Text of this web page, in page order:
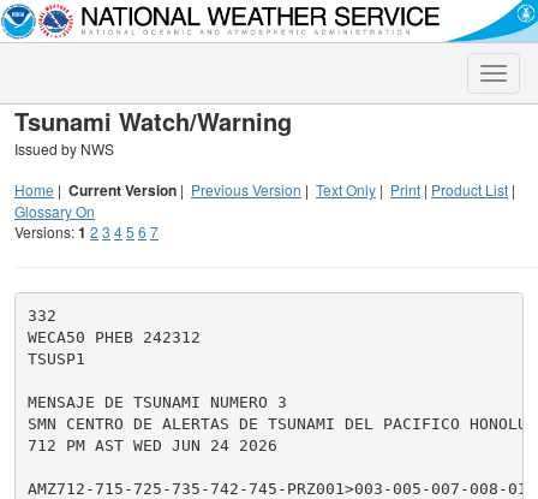
Toggle
Tsunami Watch/Warning
Issued by NWS
Home | Current Version | Previous Version | Text Only | Print | Product List |
Glossary On
Versions:1 2 3 45 6 7
332
WECA50 PHEB 242312
TSUSP1
MENSAJE DE TSUNAMI NUMERO 3
SMN CENTRO DE ALERTAS DE TSUNAMI DEL PACIFICO
712 PM AST WED JUN 24 2026
AMZ712-715-725-735-742-745-PRZ001>003-005-007-008-